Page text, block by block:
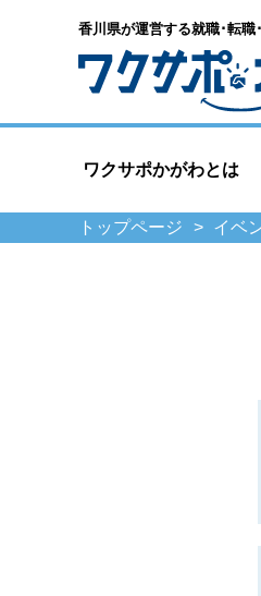
香川県が運営する就職･転職･
ワクサポかがわとは
トップページ イベ